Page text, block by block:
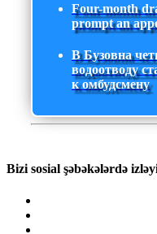
Four-month
prompt an
В Бузовна
водоотводу
к омбудсмену
Bizi sosial şəbəkələrdə